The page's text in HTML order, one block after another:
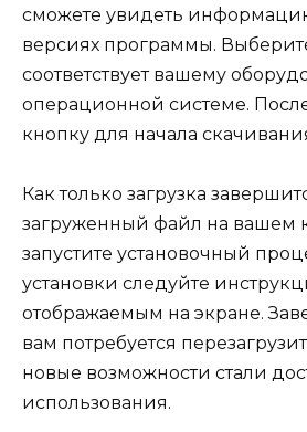
сможете увидеть
версиях программы.
соответствует вашему
операционной системе.
кнопку для начала
Как только загрузка
загруженный файл на вашем
запустите установочный
установки следуйте
отображаемым на экране.
вам потребуется
новые возможности стали
использования.